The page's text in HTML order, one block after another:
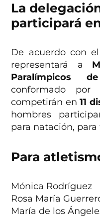
La
participará
De acuerdo con
representará a
Paralímpicos
conformado por
competirán en11
hombres
para natación,
Para
Mónica Rodríguez
Rosa María
María de los